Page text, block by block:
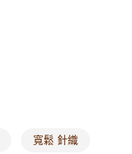
寬鬆 針織